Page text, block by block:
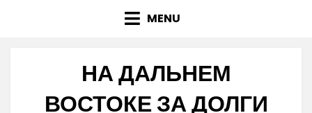
MENU
НА ДАЛЬНЕМ
ВОСТОКЕ ЗА ДОЛГИ